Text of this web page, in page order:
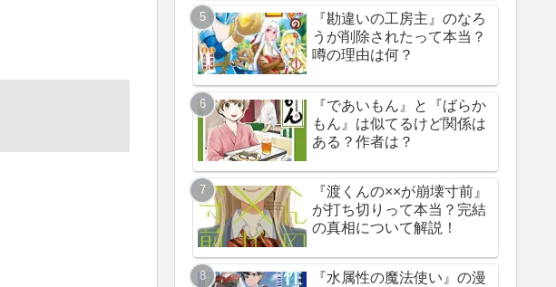
『勘違いの工房主』のなろ
うが削除されたって本当？
噂の理由は何？
『であいもん』と『ばらか
もん』は似てるけど関係は
ある？作者は？
『渡くんの××が崩壊寸前』
が打ち切りって本当？完結
の真相について解説！
『水属性の魔法使い』の漫